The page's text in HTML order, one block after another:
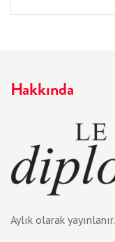
Hakkında
Aylık olarak yayınlanır.